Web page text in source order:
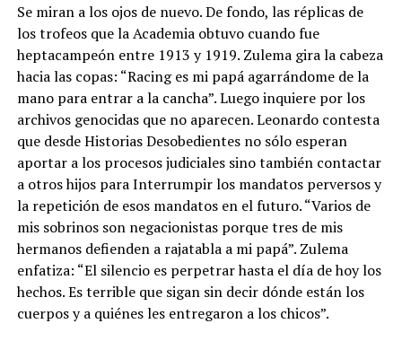
Se miran a los ojos de nuevo. De fondo, las réplicas de
los trofeos que la Academia obtuvo cuando fue
heptacampeón entre 1913 y 1919. Zulema gira la cabeza
hacia las copas: “Racing es mi papá agarrándome de la
mano para entrar a la cancha”. Luego inquiere por los
archivos genocidas que no aparecen. Leonardo contesta
que desde Historias Desobedientes no sólo esperan
aportar a los procesos judiciales sino también contactar
a otros hijos para Interrumpir los mandatos perversos y
la repetición de esos mandatos en el futuro. “Varios de
mis sobrinos son negacionistas porque tres de mis
hermanos defienden a rajatabla a mi papá”. Zulema
enfatiza: “El silencio es perpetrar hasta el día de hoy los
hechos. Es terrible que sigan sin decir dónde están los
cuerpos y a quiénes les entregaron a los chicos”.